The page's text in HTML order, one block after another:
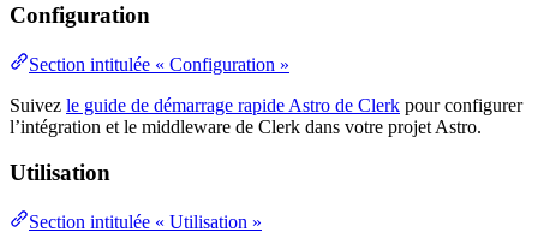
Configuration
Section intitulée « Configuration »
Suivez le guide de démarrage rapide Astro de Clerk pour configurer
l’intégration et le middleware de Clerk dans votre projet Astro.
Utilisation
Section intitulée « Utilisation »